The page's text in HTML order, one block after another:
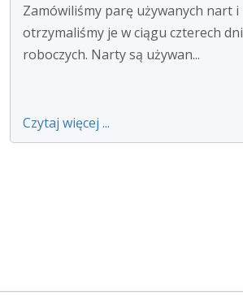
Zamówiliśmy parę używanych nart i
otrzymaliśmy je w ciągu czterech dni
roboczych. Narty są używan...
Czytaj więcej ...